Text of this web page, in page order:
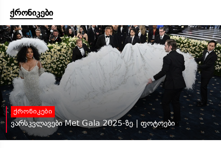
ქრონიკები
ქრონიკები
ვარსკვლავები Met Gala 2025-ზე | ფოტოები